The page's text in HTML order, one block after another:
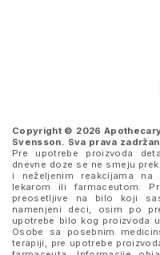
Copyright © 2026
Svensson. Sva prava
Pre upotrebe proizvoda
dnevne doze se ne smeju
i neželjenim reakcijama
lekarom ili farmaceutom.
preosetljive na bilo koji
namenjeni deci, osim po
upotrebe bilo kog proizvoda
Osobe sa posebnim
terapiji, pre upotrebe